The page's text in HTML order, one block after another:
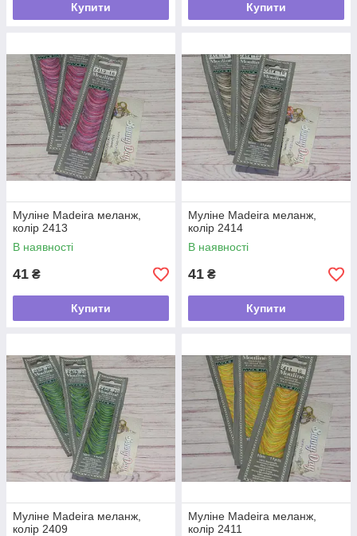
Купити Купити
Муліне Madeira меланж,
колір 2413
В наявності
41 ₴
Купити
Муліне Madeira меланж,
колір 2414
В наявності
41 ₴
Купити
Муліне Madeira меланж,
колір 2409
Муліне Madeira меланж,
колір 2411